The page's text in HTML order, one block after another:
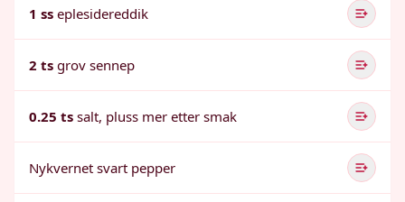
1 ss eplesidereddik
2 ts grov sennep
0.25 ts salt, pluss mer etter smak
Nykvernet svart pepper